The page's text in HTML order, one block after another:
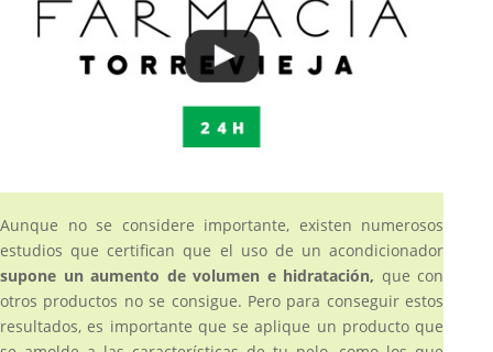
Aunque no se considere importante, existen numerosos
estudios que certifican que el uso de un acondicionador
supone un aumento de volumen e hidratación, que con
otros productos no se consigue. Pero para conseguir estos
resultados, es importante que se aplique un producto que